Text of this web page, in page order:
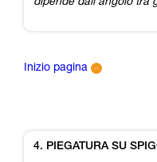
Inizio pagina
4. PIEGATURA SU